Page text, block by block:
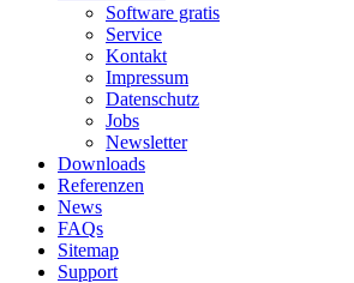
Software gratis
Service
Kontakt
Impressum
Datenschutz
Jobs
Newsletter
Downloads
Referenzen
News
FAQs
Sitemap
Support